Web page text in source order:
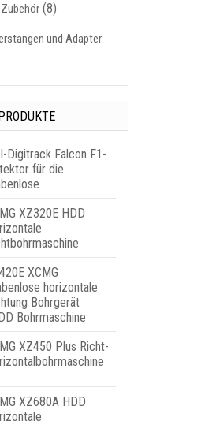
(8)
und Adapter
Digitrack Falcon F1-
für die
XZ320E HDD
XCMG
horizontale
Bohrgerät
Bohrmaschine
XZ450 Plus Richt-
XZ680A HDD